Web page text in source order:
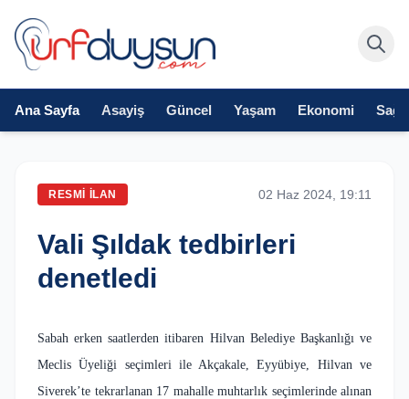
Ana Sayfa Asayiş Güncel Yaşam Ekonomi
RESMI İLAN 02 Haz 2024, 19:11
Vali Şıldak tedbirleri
denetledi
Sabah erken saatlerden itibaren Hilvan Belediye Başkanlığı ve
Meclis Üyeliği seçimleri ile Akçakale, Eyyübiye, Hilvan ve
Siverek’te tekrarlanan 17 mahalle muhtarlık seçimlerinde alınan